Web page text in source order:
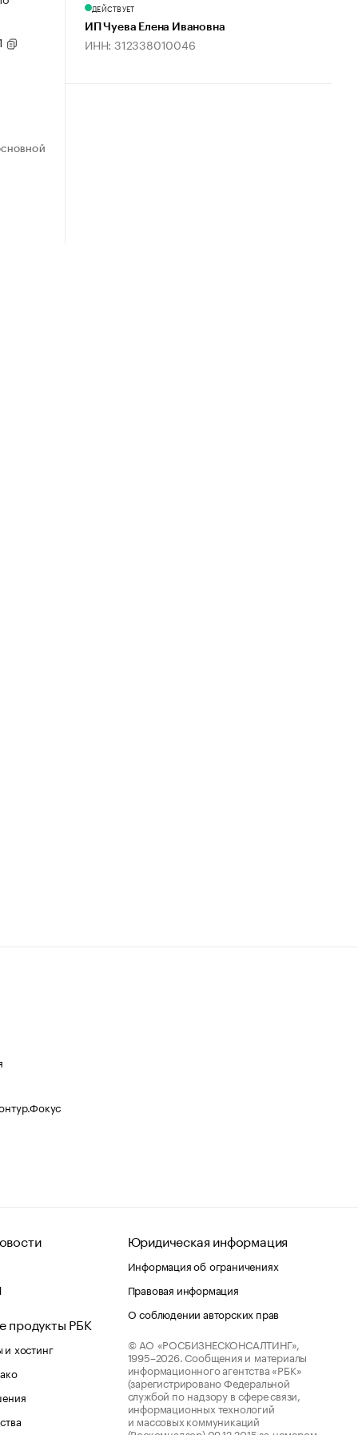
ДЕЙСТВУЕТ
ИП Чуева Елена Ивановна
ИНН: 312338010046
продукты РБК
хостинг
Юридическая информация
Информация об ограничениях
Правовая информация
О соблюдении авторских прав
© АО «РОСБИЗНЕСКОНСАЛТИНГ»,
1995–2026. Сообщения и материалы
информационного агентства «РБК»
(зарегистрировано Федеральной
службой по надзору в сфере связи,
информационных технологий
и массовых коммуникаций